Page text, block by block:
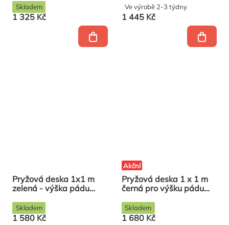
mm)
1 325 Kč
Skladem
28 mm)
1 445 Kč
Ve výrobě 2-3 týdny
Pryžová deska 1x1 m
zelená - výška pádu
28 mm) .
1 580 Kč
Skladem
Akční
Pryžová deska 1 x 1 m
černá pro výšku pádu
28 mm)
1 680 Kč
Skladem